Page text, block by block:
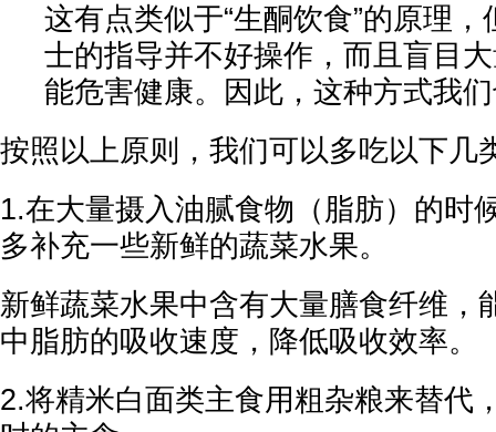
这有点类似于“生酮饮食”的原理
士的指导并不好操作，而且盲目
能危害健康。因此，这种方式我
按照以上原则，我们可以多吃以下几
1.在大量摄入油腻食物（脂肪）的时
多补充一些新鲜的蔬菜水果。
新鲜蔬菜水果中含有大量膳食纤维，
中脂肪的吸收速度，降低吸收效率。
2.将精米白面类主食用粗杂粮来替代